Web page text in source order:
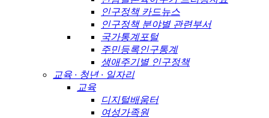
인구정책 카드뉴스
인구정책 분야별 관련부서
국가통계포털
주민등록인구통계
생애주기별 인구정책
교육 · 청년 · 일자리
교육
디지털배움터
여성가족원